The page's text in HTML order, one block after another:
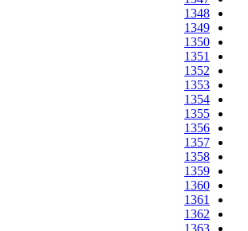
1348
1349
1350
1351
1352
1353
1354
1355
1356
1357
1358
1359
1360
1361
1362
1363